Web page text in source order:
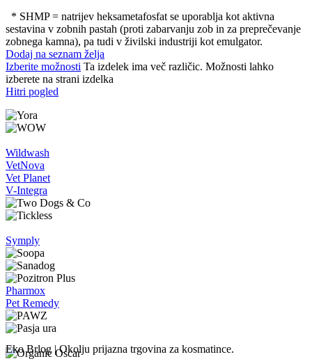
* SHMP = natrijev heksametafosfat se uporablja kot aktivna
sestavina v zobnih pastah (proti zabarvanju zob in za preprečevanje
zobnega kamna), pa tudi v živilski industriji kot emulgator.
Dodaj na seznam želja
Izberite možnosti Ta izdelek ima več različic. Možnosti lahko
izberete na strani izdelka
Hitri pogled
Wildwash
VetNova
Vet Planet
V-Integra
Symply
Pharmox
Pet Remedy
Eko Brlog | Okolju prijazna trgovina za kosmatince.